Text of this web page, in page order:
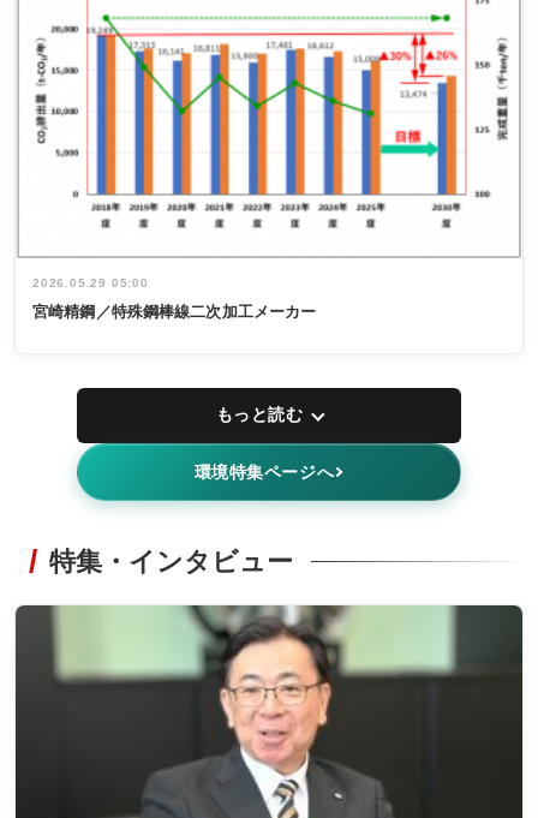
2026.05.29 05:00
宮崎精鋼／特殊鋼棒線二次加工メーカー
もっと読む
環境特集ページへ
特集・インタビュー